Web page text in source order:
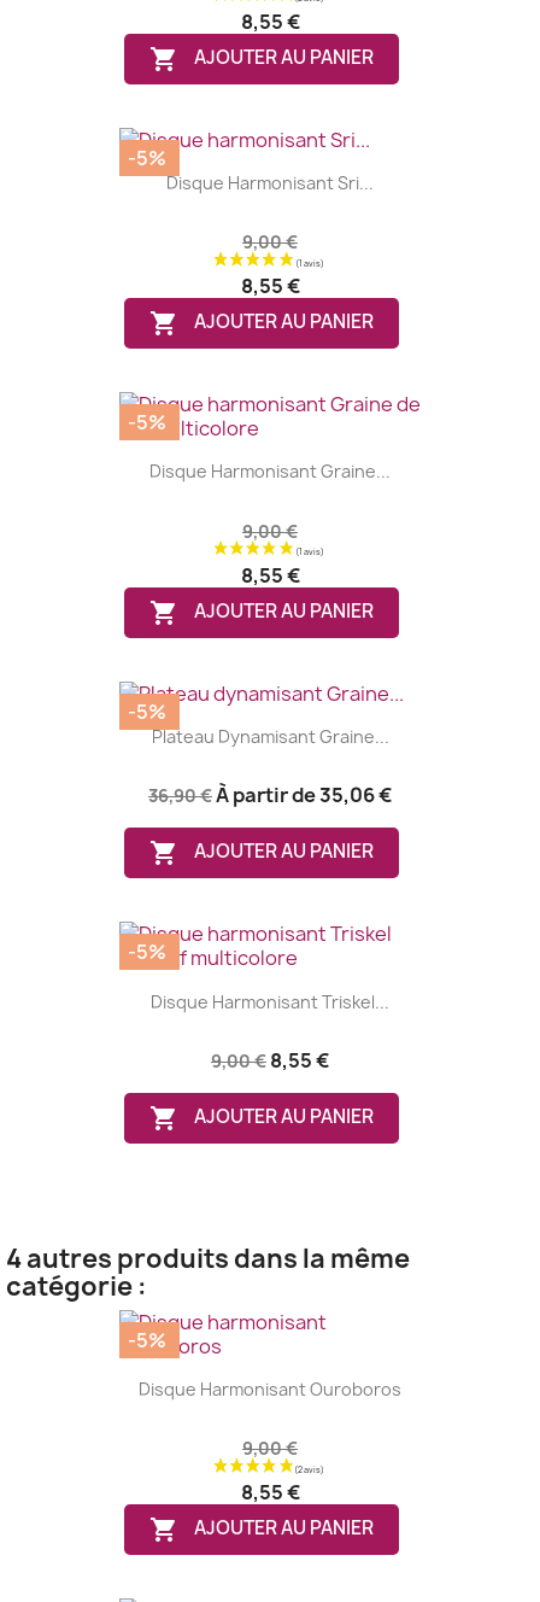
8,55 €
 AJOUTER AU PANIER
Disque Harmonisant Sri...
9,00 €
8,55 €
 AJOUTER AU PANIER
-5%
Disque Harmonisant Graine...
9,00 €
8,55 €
 AJOUTER AU PANIER
-5%
Plateau Dynamisant Graine...
36,90 €À partir de35,06 €
 AJOUTER AU PANIER
-5%
Disque Harmonisant Triskel...
9,00 € 8,55 €
 AJOUTER AU PANIER
-5%
4 autres produits dans la même
catégorie :
Disque Harmonisant Ouroboros
9,00 €
8,55 €
 AJOUTER AU PANIER
-5%